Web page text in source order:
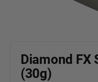
Diamond FX
(30g)